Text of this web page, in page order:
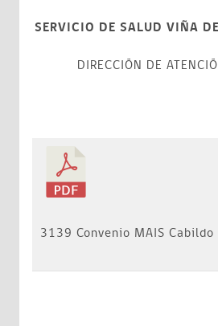
SERVICIO DE SALUD VIÑA
DIRECCIÓN DE
3139 Convenio MAIS Cabildo